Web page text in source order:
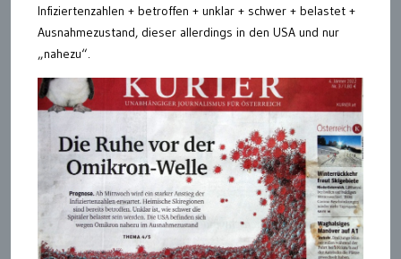
Infiziertenzahlen + betroffen + unklar + schwer + belastet +
Ausnahmezustand, dieser allerdings in den USA und nur
„nahezu“.